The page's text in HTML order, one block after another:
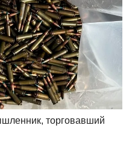
торговавший